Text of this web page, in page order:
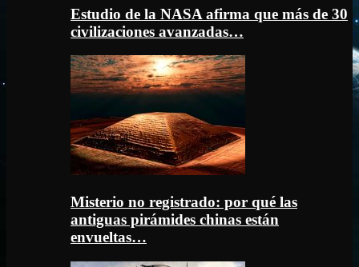
Estudio de la NASA afirma que más de 30
civilizaciones avanzadas…
Misterio no registrado: por qué las
antiguas pirámides chinas están
envueltas…